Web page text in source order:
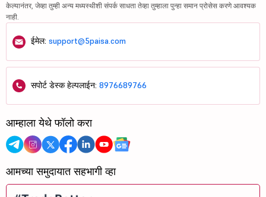
केल्यानंतर, जेव्हा तुम्ही अन्य मध्यस्थीशी संपर्क साधता तेव्हा तुम्हाला पुन्हा समान प्रोसेस करणे आवश्यक
नाही.
ईमेल: support@5paisa.com
सपोर्ट डेस्क हेल्पलाईन: 8976689766
आम्हाला येथे फॉलो करा
आमच्या समुदायात सहभागी व्हा